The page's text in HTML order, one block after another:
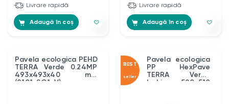
Livrare rapidă
Adaugă în coș
Livrare rapidă
Adaugă în coș
Pavela ecologica PEHD
TERRA Verde 0.24MP
493x493x40 mm
(8101-SG1-V)
BEST
seller
Pavela ecologica
PP HexPave
TERRA Verde
Inchis 580x510